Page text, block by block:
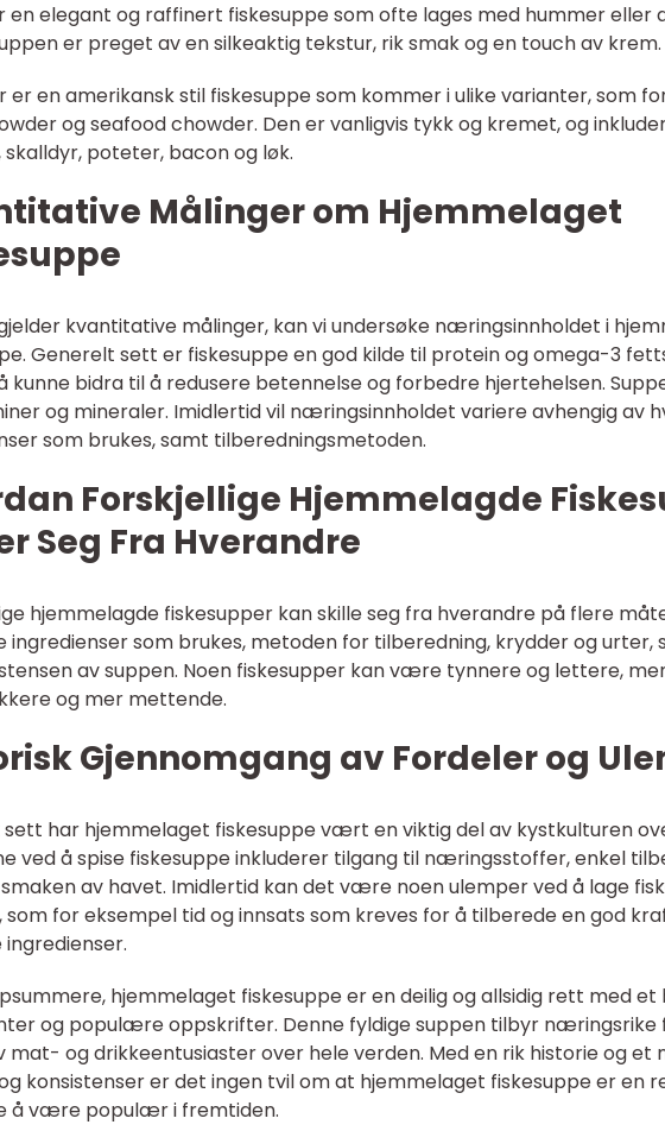
en elegant og raffinert fiskesuppe som ofte lages med hummer eller
er preget av en silkeaktig tekstur, rik smak og en touch av krem.
er en amerikansk stil fiskesuppe som kommer i ulike varianter, som
og seafood chowder. Den er vanligvis tykk og kremet, og
skalldyr, poteter, bacon og løk.
Målinger om Hjemmelaget
kvantitative målinger, kan vi undersøke næringsinnholdet i
Generelt sett er fiskesuppe en god kilde til protein og omega-3
kunne bidra til å redusere betennelse og forbedre hjertehelsen.
og mineraler. Imidlertid vil næringsinnholdet variere avhengig av
som brukes, samt tilberedningsmetoden.
Forskjellige Hjemmelagde
Seg Fra Hverandre
hjemmelagde fiskesupper kan skille seg fra hverandre på flere
ingredienser som brukes, metoden for tilberedning, krydder og urter,
av suppen. Noen fiskesupper kan være tynnere og lettere,
og mer mettende.
Gjennomgang av Fordeler og
sett har hjemmelaget fiskesuppe vært en viktig del av kystkulturen
ved å spise fiskesuppe inkluderer tilgang til næringsstoffer, enkel
av havet. Imidlertid kan det være noen ulemper ved å lage
som for eksempel tid og innsats som kreves for å tilberede en god
hjemmelaget fiskesuppe er en deilig og allsidig rett med
og populære oppskrifter. Denne fyldige suppen tilbyr næringsrike
mat- og drikkeentusiaster over hele verden. Med en rik historie og et
konsistenser er det ingen tvil om at hjemmelaget fiskesuppe er en
å være populær i fremtiden.